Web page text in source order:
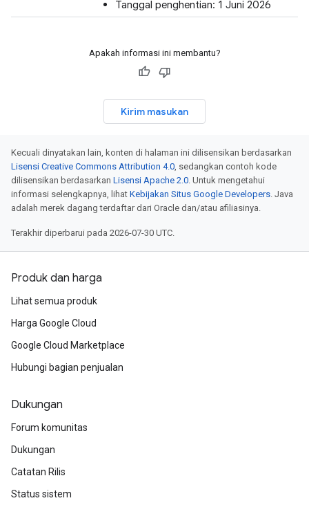
Tanggal penghentian: 1 Juni 2026
Apakah informasi ini membantu?
Kirim masukan
Kecuali dinyatakan lain, konten di halaman ini dilisensikan berdasarkan
Lisensi Creative Commons Attribution 4.0 , sedangkan contoh kode
dilisensikan berdasarkan Lisensi Apache 2.0 . Untuk mengetahui
informasi selengkapnya, lihat Kebijakan Situs Google Developers . Java
adalah merek dagang terdaftar dari Oracle dan/atau afiliasinya.
Terakhir diperbarui pada 2026-07-30 UTC.
Produk dan harga
Lihat semua produk
Harga Google Cloud
Google Cloud Marketplace
Hubungi bagian penjualan
Dukungan
Forum komunitas
Dukungan
Catatan Rilis
Status sistem